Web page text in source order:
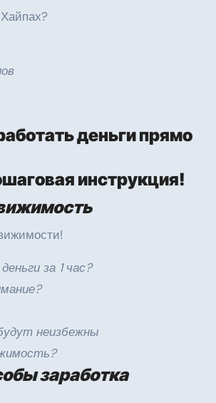
деньги прямо
инструкция!
за 1 час?
неизбежны
заработка